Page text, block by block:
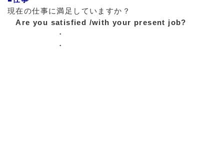
現在の仕事に満足していますか？
Are you satisfied /with your present job?
・
・